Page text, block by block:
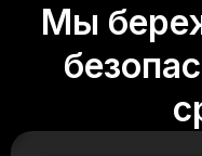
Репутация
Поддержка
Мы